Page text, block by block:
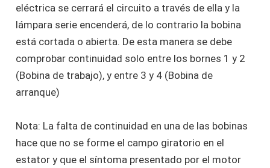
eléctrica se cerrará el circuito a través de ella y la
lámpara serie encenderá, de lo contrario la bobina
está cortada o abierta. De esta manera se debe
comprobar continuidad solo entre los bornes 1 y 2
(Bobina de trabajo), y entre 3 y 4 (Bobina de
arranque)
Nota: La falta de continuidad en una de las bobinas
hace que no se forme el campo giratorio en el
estator y que el síntoma presentado por el motor